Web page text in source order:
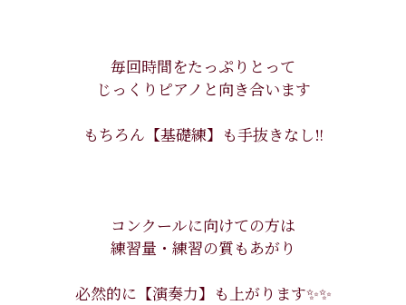
毎回時間をたっぷりとって
じっくりピアノと向き合います
もちろん【基礎練】も手抜きなし‼︎
コンクールに向けての方は
練習量・練習の質もあがり
必然的に【演奏力】も上がります✨✨